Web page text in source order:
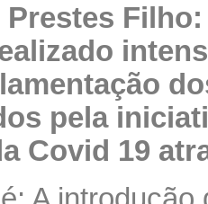
Prestes
pela
Covid 19